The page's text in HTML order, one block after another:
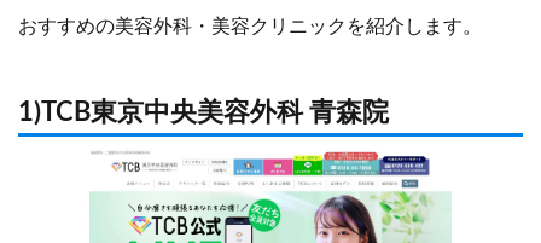
おすすめの美容外科・美容クリニックを紹介します。
1)TCB東京中央美容外科 青森院